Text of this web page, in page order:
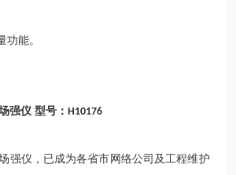
功能。
强仪 型号：H10176
强仪，已成为各省市网络公司及工程维护